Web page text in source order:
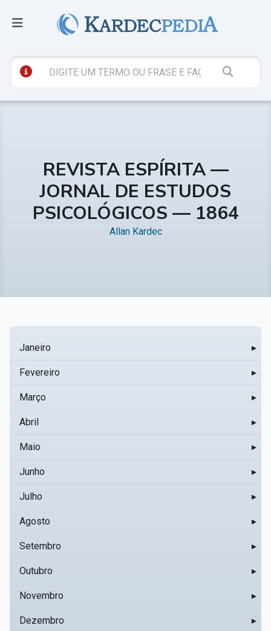
REVISTA ESPÍRITA —
JORNAL DE ESTUDOS
PSICOLÓGICOS — 1864
Allan Kardec
Janeiro ▸
Fevereiro ▸
Março ▸
Abril ▸
Maio ▸
Junho ▸
Julho ▸
Agosto ▸
Setembro ▸
Outubro ▸
Novembro ▸
Dezembro ▸